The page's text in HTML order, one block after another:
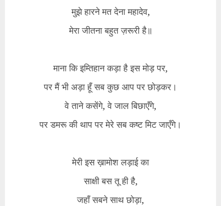
मुझे हारने मत देना महादेव,
मेरा जीतना बहुत ज़रूरी है॥
माना कि इम्तिहान कड़ा है इस मोड़ पर,
पर मैं भी अड़ा हूँ सब कुछ आप पर छोड़कर।
वे ताने कसेंगे, वे जाल बिछाएँगे,
पर डमरू की थाप पर मेरे सब कष्ट मिट जाएँगे।
मेरी इस ख़ामोश लड़ाई का
साक्षी बस तू ही है,
जहाँ सबने साथ छोड़ा,